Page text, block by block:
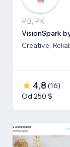
PB, PK
VisionSpark
Creative,
4,8 (16)
Od 250 $